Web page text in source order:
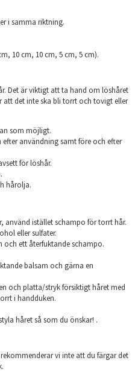
i samma riktning.
10 cm, 10 cm, 5 cm, 5 cm).
Det är viktigt att ta hand om löshåret
det inte ska bli torrt och tovigt eller
som möjligt.
användning samt före och efter
för löshår.
hårolja.
använd istället schampo för torrt hår.
eller sulfater.
ett återfuktande schampo.
balsam och gärna en
och platta/stryk försiktigt håret med
i handduken.
håret så som du önskar! .
vi inte att du färgar det